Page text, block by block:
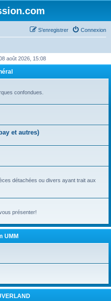
Connexion
S’enregistrer
août 2026, 15:08
confondues.
et autres)
détachées ou divers ayant trait aux
présenter!
UMM